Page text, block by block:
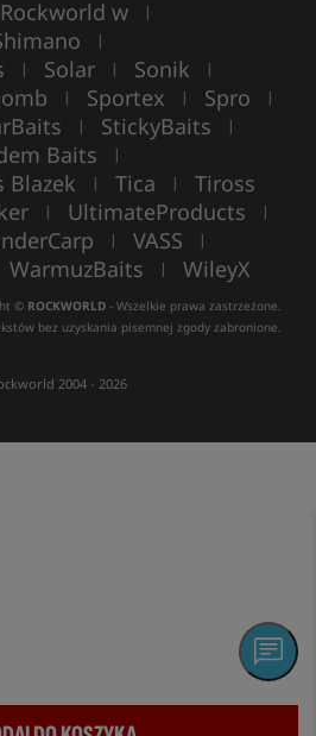
Rockworld w |
|
| Solar | Sonik |
| Sportex | Spro |
| StickyBaits |
Baits |
Blazek | Tica | Tiross
| UltimateProducts |
| VASS |
WarmuzBaits | WileyX
© ROCKWORLD - Wszelkie prawa zastrzeżone.
bez uzyskania pisemnej zgody zabronione.
2004 - 2026